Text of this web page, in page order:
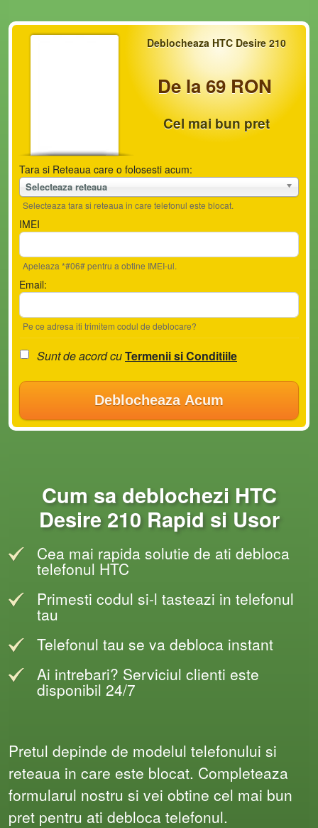
Deblocheaza HTC Desire 210
De la 69 RON
Cel mai bun pret
Tara si Reteaua care o folosesti acum:
Selecteaza reteaua
Selecteaza tara si reteaua in care telefonul este blocat.
IMEI
Apeleaza *#06# pentru a obtine IMEI-ul.
Email:
Pe ce adresa iti trimitem codul de deblocare?
Sunt de acord cuTermenii si Conditiile
Deblocheaza Acum
Cum sa deblochezi HTC
Desire 210 Rapid si Usor
Cea mai rapida solutie de ati debloca
telefonul HTC
Primesti codul si-l tasteazi in telefonul
tau
Telefonul tau se va debloca instant
Ai intrebari? Serviciul clienti este
disponibil 24/7
Pretul depinde de modelul telefonului si
reteaua in care este blocat. Completeaza
formularul nostru si vei obtine cel mai bun
pret pentru ati debloca telefonul.